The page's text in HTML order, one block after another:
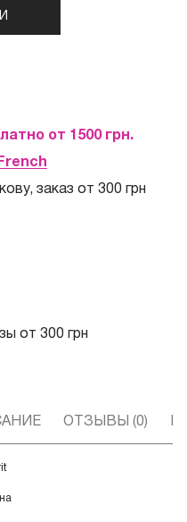
от 1500 грн.
заказ от 300 грн
от 300 грн
ОТЗЫВЫ (0)